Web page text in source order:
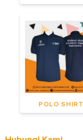
POLO SHIRT